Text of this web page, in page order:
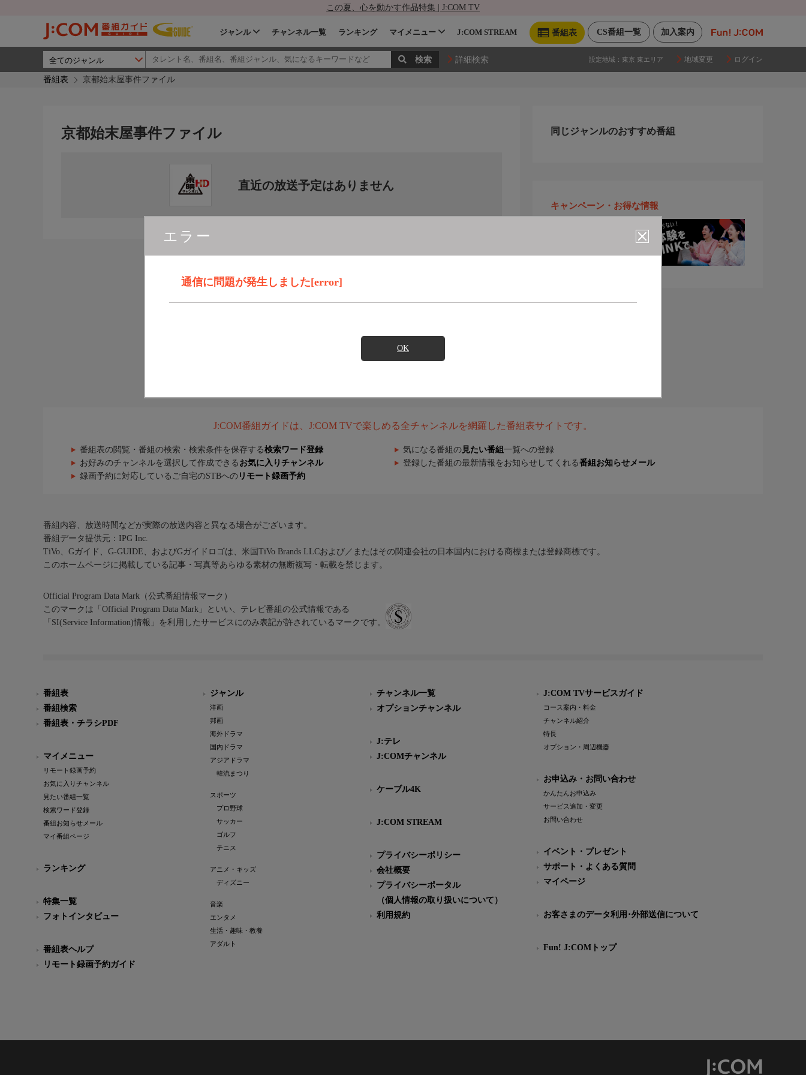
この夏、心を動かす作品特集 | J:COM TV
加入案内
CS番組一覧
番組表
ジャンル チャンネル一覧 ランキング マイメニュー J:COM STREAM
詳細検索 設定地域： 東京 東エリア 地域変更 ログイン
番組表 京都始末屋事件ファイル
エラー
通信に問題が発生しました[error]
OK
京都始末屋事件ファイル
直近の放送予定はありません
同じジャンルのおすすめ番組
キャンペーン・お得な情報
J:COM番組ガイドは、J:COM TVで楽しめる全チャンネルを網羅した番組表サイトです。
番組表の閲覧・番組の検索・検索条件を保存する検索ワード登録 気になる番組の 見たい番組 一覧への登録
お好みのチャンネルを選択して作成できる お気に入りチャンネル 登録した番組の最新情報をお知らせしてくれる番組お知らせメール
録画予約に対応しているご自宅のSTBへの リモート録画予約
番組内容、放送時間などが実際の放送内容と異なる場合がございます。
番組データ提供元：IPG Inc.
TiVo、Gガイド、G-GUIDE、およびGガイドロゴは、米国TiVo Brands LLCおよび／またはその関連会社の日本国内における商標または登録商標です。
このホームページに掲載している記事・写真等あらゆる素材の無断複写・転載を禁じます。
Official Program Data Mark（公式番組情報マーク）
このマークは「Official Program Data Mark」といい、テレビ番組の公式情報である
「SI(Service Information)情報」を利用したサービスにのみ表記が許されているマークです。
番組表
番組検索
番組表・チラシPDF
マイメニュー
リモート録画予約
お気に入りチャンネル
見たい番組一覧
検索ワード登録
番組お知らせメール
マイ番組ページ
ランキング
特集一覧
フォトインタビュー
番組表ヘルプ
リモート録画予約ガイド
ジャンル
洋画
邦画
海外ドラマ
国内ドラマ
アジアドラマ
韓流まつり
スポーツ
プロ野球
サッカー
ゴルフ
テニス
アニメ・キッズ
ディズニー
音楽
エンタメ
生活・趣味・教養
アダルト
チャンネル一覧
オプションチャンネル
J:テレ
J:COMチャンネル
ケーブル4K
J:COM STREAM
プライバシーポリシー
会社概要
プライバシーポータル
（個人情報の取り扱いについて）
利用規約
J:COM TVサービスガイド
コース案内・料金
チャンネル紹介
特長
オプション・周辺機器
お申込み・お問い合わせ
かんたんお申込み
サービス追加・変更
お問い合わせ
イベント・プレゼント
サポート・よくある質問
マイページ
お客さまのデータ利用･外部送信について
Fun! J:COMトップ